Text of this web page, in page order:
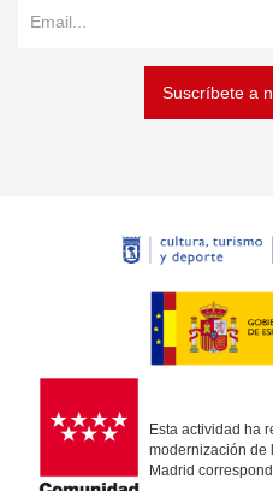
Suscríbete a
Esta actividad ha
modernización de
Madrid